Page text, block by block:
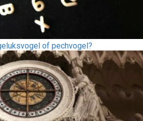
of pechvogel?